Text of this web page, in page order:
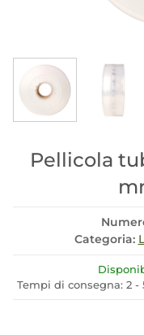
Pellicola
Categoria:
Tempi di consegna: 2 -